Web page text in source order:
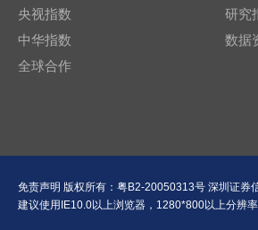
央视指数
中华指数
全球合作
研究
数据
免责声明 版权所有： 粤B2-20050313号 深圳证券
建议使用IE10.0以上浏览器，1280*800以上分辨率